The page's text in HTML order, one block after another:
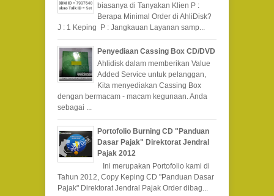
biasanya di Tanyakan Klien P :
Berapa Minimal Order di AhliDisk?
J : 1 Keping P : Jangkauan Layanan samp...
Penyediaan Cassing Box CD/DVD
Ahlidisk dalam memberikan Value
Added Service untuk pelanggan,
Kita menyediakan Cassing Box
dengan bermacam - macam kegunaan. Anda
sebagai ...
Portofolio Burning CD "Panduan
Dasar Pajak" Direktorat Jendral
Pajak 2012
Ini merupakan Portofolio kami di
Tahun 2012, Copy Keping CD "Panduan Dasar
Pajak" Direktorat Jendral Pajak Order dibag...